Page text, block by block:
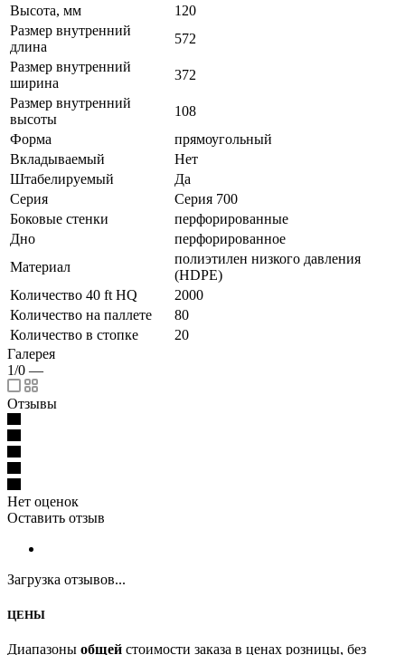
Высота, мм
120
Размер внутренний
длина
572
Размер внутренний
ширина
372
Размер внутренний
высоты
108
Форма
прямоугольный
Вкладываемый
Нет
Штабелируемый
Да
Серия
Серия 700
Боковые стенки
перфорированные
Дно
перфорированное
Материал
полиэтилен низкого давления
(HDPE)
Количество 40 ft HQ
2000
Количество на паллете
80
Количество в стопке
20
Галерея
1/0 —
Отзывы
Нет оценок
Оставить отзыв
Загрузка отзывов...
ЦЕНЫ
Диапазоны общей стоимости заказа в ценах розницы, без